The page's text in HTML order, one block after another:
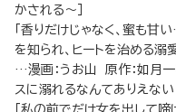
かされる～］
「香りだけじゃなく、蜜も
を知られ、ヒートを治める
…漫画：うお山 原作：如月
スに溺れるなんてありえない
「私の前でだけ女を出して